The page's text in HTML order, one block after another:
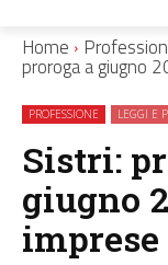
Home
proroga a giugno
PROFESSIONE LEGGI E
Sistri:
giugno
imprese